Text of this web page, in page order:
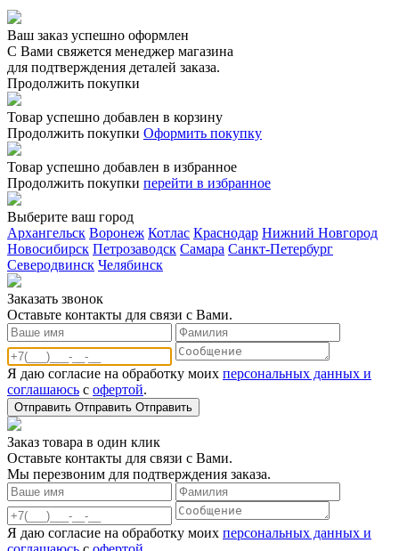
Ваш заказ успешно оформлен
С Вами свяжется менеджер магазина
для подтверждения деталей заказа.
Продолжить покупки
Товар успешно добавлен в корзину
Продолжить покупки Оформить покупку
Товар успешно добавлен в избранное
Продолжить покупки перейти в избранное
Выберите ваш город
Архангельск Воронеж Котлас Краснодар Нижний Новгород
Новосибирск Петрозаводск Самара Санкт-Петербург
Северодвинск Челябинск
Заказать звонoк
Оставьте контакты для связи с Вами.
Я даю согласие на обработку моих персональных данных и
соглашаюсь с офертой.
Отправить Отправить Отправить
Заказ товара в один клик
Оставьте контакты для связи с Вами.
Мы перезвоним для подтверждения заказа.
Я даю согласие на обработку моих персональных данных и